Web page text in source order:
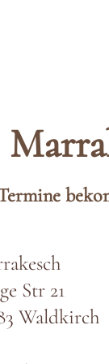
Str 21
Waldkirch